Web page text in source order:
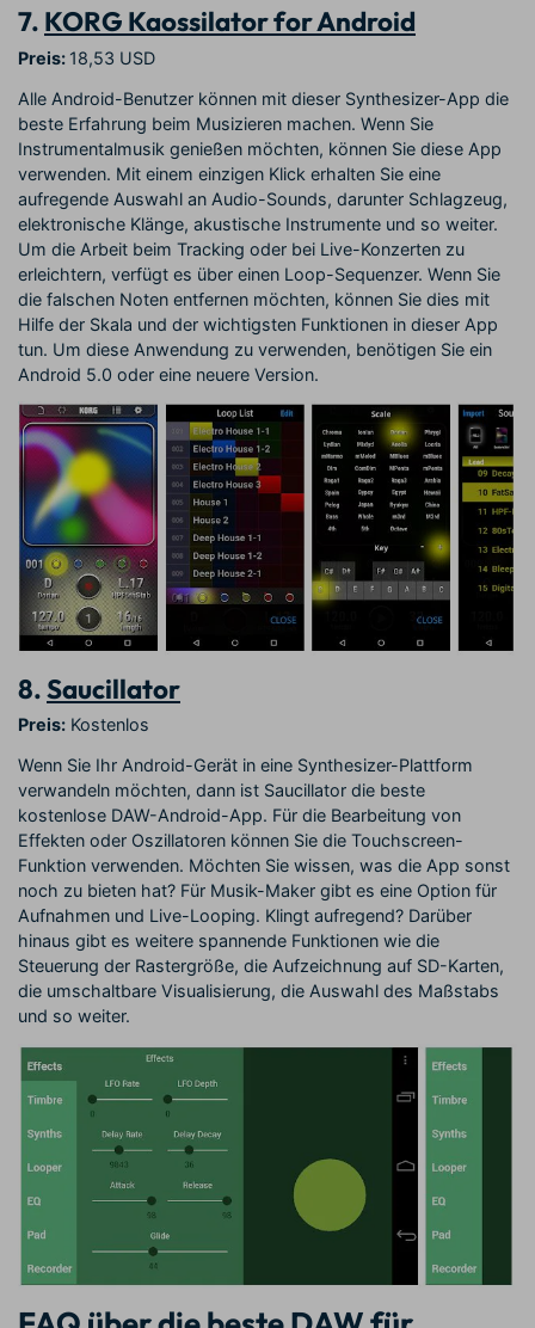
7. KORG Kaossilator for Android
Preis: 18,53 USD
Alle Android-Benutzer können mit dieser Synthesizer-App die
beste Erfahrung beim Musizieren machen. Wenn Sie
Instrumentalmusik genießen möchten, können Sie diese App
verwenden. Mit einem einzigen Klick erhalten Sie eine
aufregende Auswahl an Audio-Sounds, darunter Schlagzeug,
elektronische Klänge, akustische Instrumente und so weiter.
Um die Arbeit beim Tracking oder bei Live-Konzerten zu
erleichtern, verfügt es über einen Loop-Sequenzer. Wenn Sie
die falschen Noten entfernen möchten, können Sie dies mit
Hilfe der Skala und der wichtigsten Funktionen in dieser App
tun. Um diese Anwendung zu verwenden, benötigen Sie ein
Android 5.0 oder eine neuere Version.
8.Saucillator
Preis: Kostenlos
Wenn Sie Ihr Android-Gerät in eine Synthesizer-Plattform
verwandeln möchten, dann ist Saucillator die beste
kostenlose DAW-Android-App. Für die Bearbeitung von
Effekten oder Oszillatoren können Sie die Touchscreen-
Funktion verwenden. Möchten Sie wissen, was die App sonst
noch zu bieten hat? Für Musik-Maker gibt es eine Option für
Aufnahmen und Live-Looping. Klingt aufregend? Darüber
hinaus gibt es weitere spannende Funktionen wie die
Steuerung der Rastergröße, die Aufzeichnung auf SD-Karten,
die umschaltbare Visualisierung, die Auswahl des Maßstabs
und so weiter.